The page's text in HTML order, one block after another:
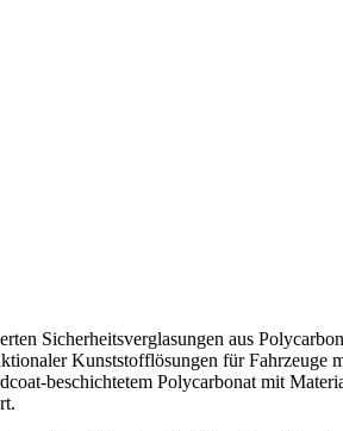
Sicherheitsverglasungen aus
Kunststofflösungen für Fahrzeuge
beschichtetem Polycarbonat mit